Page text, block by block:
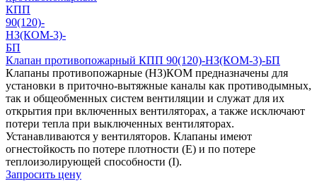
Клапан противопожарный КПП 90(120)-НЗ(КОМ-3)-БП
Клапаны противопожарные (НЗ)КОМ предназначены для
установки в приточно-вытяжные каналы как противодымных,
так и общеобменных систем вентиляции и служат для их
открытия при включенных вентиляторах, а также исключают
потери тепла при выключенных вентиляторах.
Устанавливаются у вентиляторов. Клапаны имеют
огнестойкость по потере плотности (Е) и по потере
теплоизолирующей способности (I).
Запросить цену